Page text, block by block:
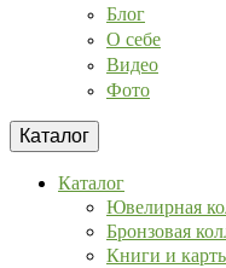
Блог
О себе
Видео
Фото
Каталог
Каталог
Ювелирная
Бронзовая
Книги и